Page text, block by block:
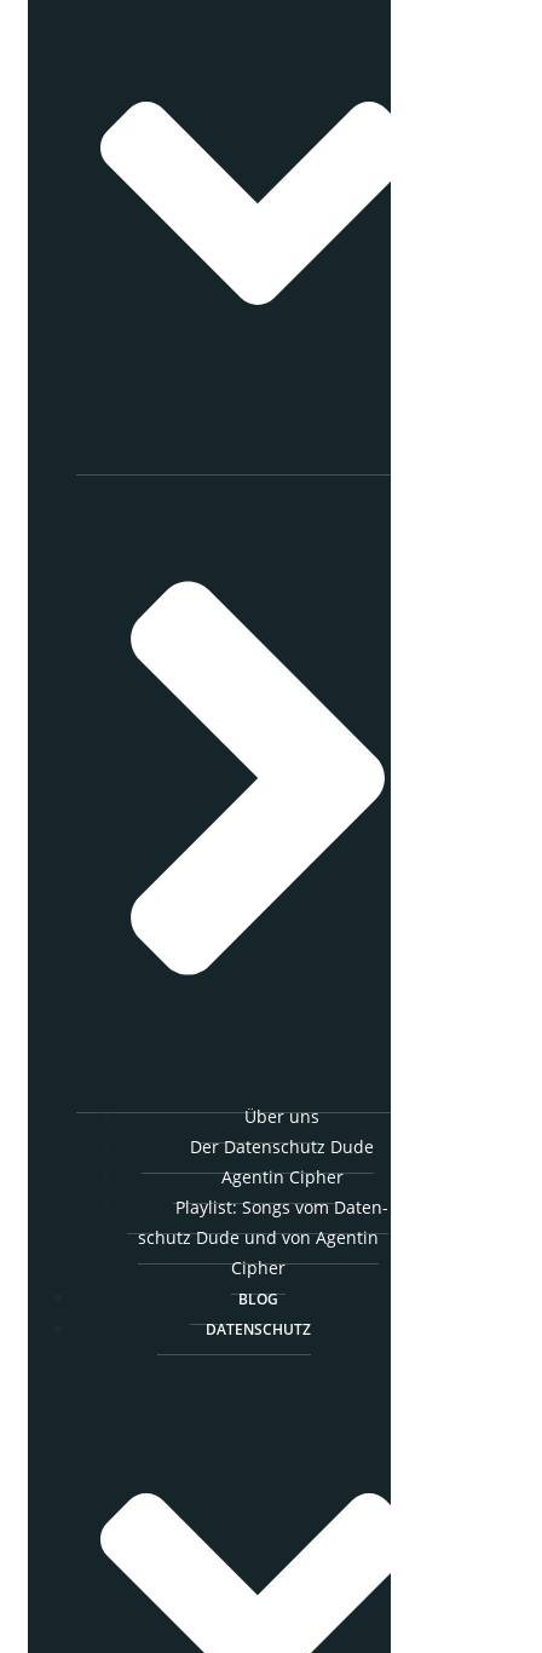
Über uns
Der Daten­schutz Dude
Agen­tin Cipher
Play­list: Songs vom Daten­
schutz Dude und von Agen­tin
Cipher
BLOG
DATEN­SCHUTZ